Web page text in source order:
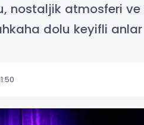
nostaljik atmosferi
dolu keyifli